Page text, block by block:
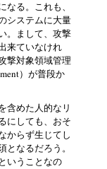
る。これも、
システムに大量
。まして、攻撃
来ていなけれ
撃対象領域管理
）が普段か
含めた人的なリ
にしても、おそ
からず生じてし
なるだろう。
いうことなの